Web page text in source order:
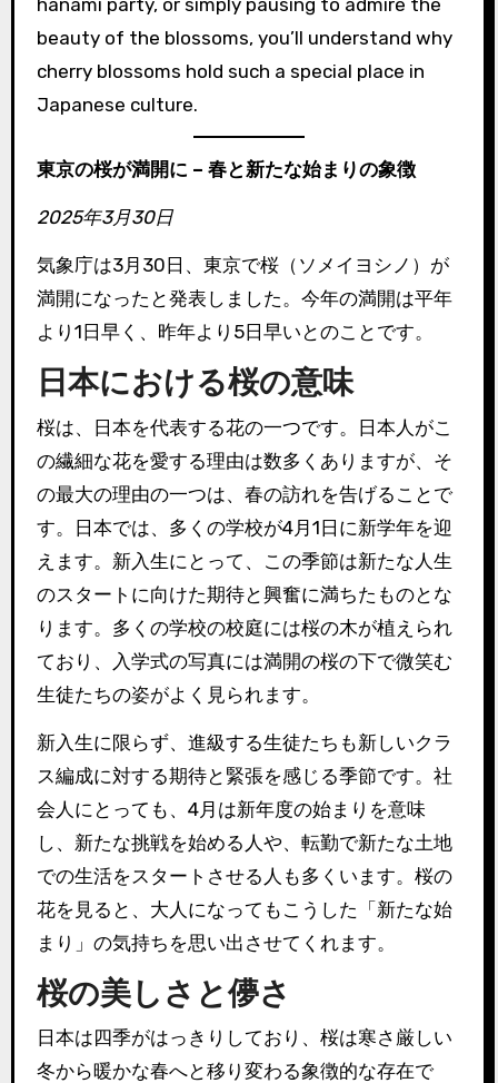
hanami party, or simply pausing to admire the
beauty of the blossoms, you’ll understand why
cherry blossoms hold such a special place in
Japanese culture.
東京の桜が満開に – 春と新たな始まりの象徴
2025年3月30日
気象庁は3月30日、東京で桜（ソメイヨシノ）が
満開になったと発表しました。今年の満開は平年
より1日早く、昨年より5日早いとのことです。
日本における桜の意味
桜は、日本を代表する花の一つです。日本人がこ
の繊細な花を愛する理由は数多くありますが、そ
の最大の理由の一つは、春の訪れを告げることで
す。日本では、多くの学校が4月1日に新学年を迎
えます。新入生にとって、この季節は新たな人生
のスタートに向けた期待と興奮に満ちたものとな
ります。多くの学校の校庭には桜の木が植えられ
ており、入学式の写真には満開の桜の下で微笑む
生徒たちの姿がよく見られます。
新入生に限らず、進級する生徒たちも新しいクラ
ス編成に対する期待と緊張を感じる季節です。社
会人にとっても、4月は新年度の始まりを意味
し、新たな挑戦を始める人や、転勤で新たな土地
での生活をスタートさせる人も多くいます。桜の
花を見ると、大人になってもこうした「新たな始
まり」の気持ちを思い出させてくれます。
桜の美しさと儚さ
日本は四季がはっきりしており、桜は寒さ厳しい
冬から暖かな春へと移り変わる象徴的な存在で